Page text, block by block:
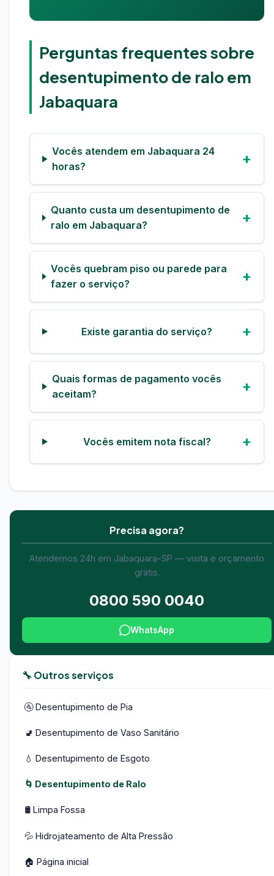
Perguntas frequentes sobre
desentupimento de ralo em
Jabaquara
Vocês atendem em Jabaquara 24
horas?
Quanto custa um desentupimento de
ralo em Jabaquara?
Vocês quebram piso ou parede para
fazer o serviço?
Existe garantia do serviço?
Quais formas de pagamento vocês
aceitam?
Vocês emitem nota fiscal?
Precisa agora?
Atendemos 24h em Jabaquara-SP — visita e orçamento
grátis.
0800 590 0040
WhatsApp
🔧 Outros serviços
🚰 Desentupimento de Pia
🚽 Desentupimento de Vaso Sanitário
💧 Desentupimento de Esgoto
🌀 Desentupimento de Ralo
🛢️ Limpa Fossa
💦 Hidrojateamento de Alta Pressão
🏠 Página inicial